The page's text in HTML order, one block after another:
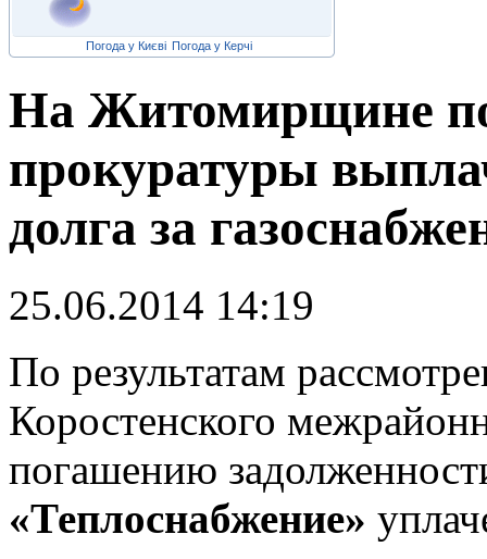
Погода у Києві Погода у Керчі
На Житомирщине
прокуратуры
долга за
25.06.2014 14:19
По результатам
Коростенского
погашению
«Теплоснабжение»